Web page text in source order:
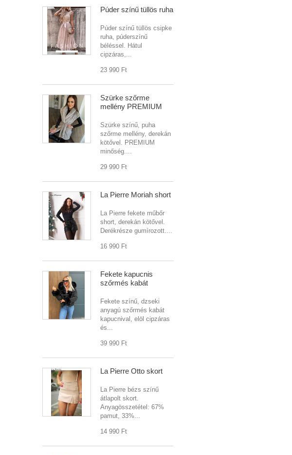
Púder színű tüllös ruha
Púder színű tüllös csipke
ruha, púderszínű
béléssel. Hátul
cipzáras,...
23 990 Ft‎
Szürke szőrme
mellény PREMIUM
Szürke színű, puha
szőrme mellény, derekán
kötővel. PREMIUM
minőség....
29 990 Ft‎
La Pierre Moriah short
La Pierre fekete műbőr
short, derekán kötővel.
Derékrésze gumírozott....
16 990 Ft‎
Fekete kapucnis
szőrmés kabát
Fekete színű, dzseki
anyagú szőrmés kabát
kapucnival, elöl cipzáras
és...
39 990 Ft‎
La Pierre Otto skort
La Pierre bézs színű
átlapolt skort.
Anyagösszetétel: 67%
pamut, 33%...
14 990 Ft‎